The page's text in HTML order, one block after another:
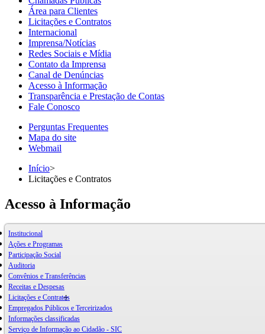
Área para Clientes
Licitações e Contratos
Internacional
Imprensa/Notícias
Redes Sociais e Mídia
Contato da Imprensa
Canal de Denúncias
Acesso à Informação
Transparência e Prestação de Contas
Fale Conosco
Perguntas Frequentes
Mapa do site
Webmail
Início>
Licitações e Contratos
Acesso à Informação
Institucional
Ações e Programas
Participação Social
Auditoria
Convênios e Transferências
Receitas e Despesas
Licitações e Contratos
Empregados Públicos e Terceirizados
Informações classificadas
Serviço de Informação ao Cidadão - SIC